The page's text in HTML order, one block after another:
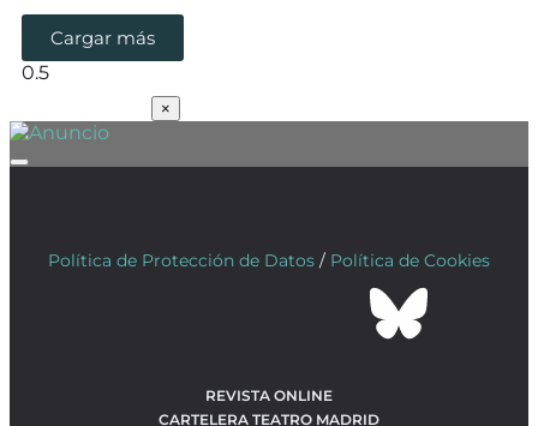
Cargar más
×
Política de Protección de Datos / Política de Cookies
REVISTA ONLINE
CARTELERA TEATRO MADRID